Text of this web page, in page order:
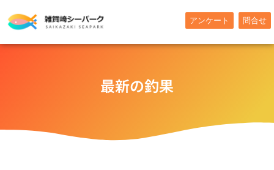
容
アンケート 問合せ
最新の釣果